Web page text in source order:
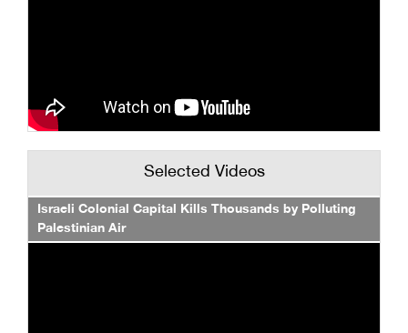
Selected Videos
Israeli Colonial Capital Kills Thousands by Polluting
Palestinian Air